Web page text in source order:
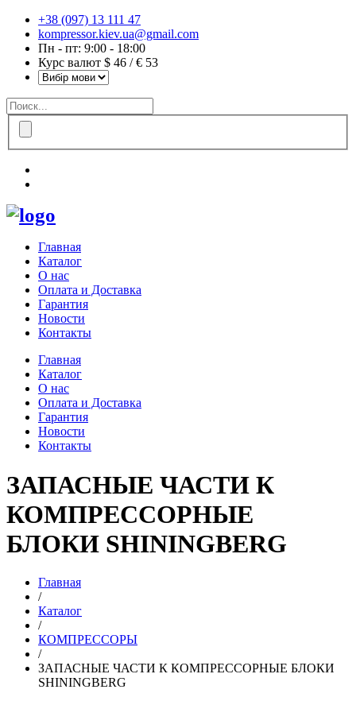
+38 (097) 13 111 47
kompressor.kiev.ua@gmail.com
Пн - пт: 9:00 - 18:00
Курс валют $ 46 / € 53
Главная
Каталог
О нас
Оплата и Доставка
Гарантия
Новости
Контакты
Главная
Каталог
О нас
Оплата и Доставка
Гарантия
Новости
Контакты
ЗАПАСНЫЕ ЧАСТИ К
КОМПРЕССОРНЫЕ
БЛОКИ SHININGBERG
Главная
/
Каталог
/
КОМПРЕССОРЫ
/
ЗАПАСНЫЕ ЧАСТИ К КОМПРЕССОРНЫЕ БЛОКИ
SHININGBERG